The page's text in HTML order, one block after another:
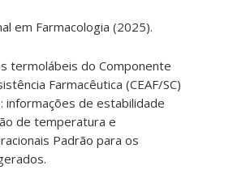
em Farmacologia (2025).
termolábeis do Componente
Farmacêutica (CEAF/SC)
:informações de estabilidade
de temperatura e
Padrão para os
.